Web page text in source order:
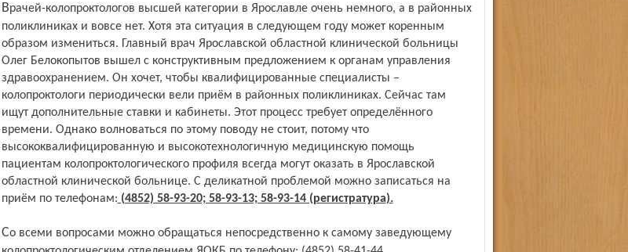
Врачей-колопроктологов высшей категории в Ярославле очень немного, а в районных
поликлиниках и вовсе нет. Хотя эта ситуация в следующем году может коренным
образом измениться. Главный врач Ярославской областной клинической больницы
Олег Белокопытов вышел с конструктивным предложением к органам управления
здравоохранением. Он хочет, чтобы квалифицированные специалисты –
колопроктологи периодически вели приём в районных поликлиниках. Сейчас там
ищут дополнительные ставки и кабинеты. Этот процесс требует определённого
времени. Однако волноваться по этому поводу не стоит, потому что
высококвалифицированную и высокотехнологичную медицинскую помощь
пациентам колопроктологического профиля всегда могут оказать в Ярославской
областной клинической больнице. С деликатной проблемой можно записаться на
приём по телефонам: (4852) 58-93-20; 58-93-13; 58-93-14 (регистратура).
Со всеми вопросами можно обращаться непосредственно к самому заведующему